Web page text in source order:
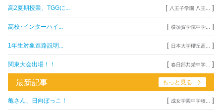
高2夏期授業、TGGに... [ 八王子学園 八王... ]
高校･インターハイ... [ 横須賀学院中学... ]
1年生対象進路説明... [ 日本大学櫻丘高... ]
関東大会出場！！ [ 春日部共栄中学... ]
最新記事 もっと見る
亀さん、日向ぼっこ！ [ 成女学園中学校... ]